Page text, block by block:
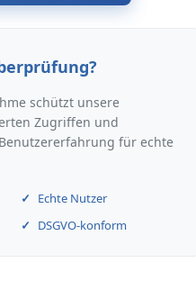
schützt unsere
Zugriffen und
für echte
Echte Nutzer
DSGVO-konform